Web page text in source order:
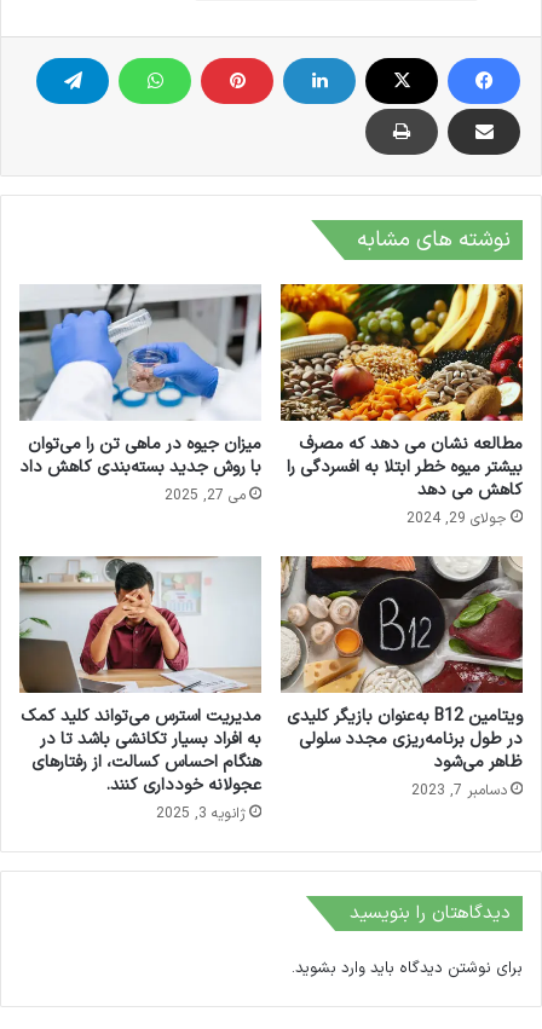
نوشته های مشابه
مطالعه نشان می دهد که مصرف
بیشتر میوه خطر ابتلا به افسردگی را
کاهش می دهد
جولای 29, 2024
میزان جیوه در ماهی تن را می‌توان
با روش جدید بسته‌بندی کاهش داد
می 27, 2025
ویتامین B12 به‌عنوان بازیگر کلیدی
در طول برنامه‌ریزی مجدد سلولی
ظاهر می‌شود
دسامبر 7, 2023
مدیریت استرس می‌تواند کلید کمک
به افراد بسیار تکانشی باشد تا در
هنگام احساس کسالت، از رفتارهای
عجولانه خودداری کنند.
ژانویه 3, 2025
دیدگاهتان را بنویسید
برای نوشتن دیدگاه باید وارد بشوید.